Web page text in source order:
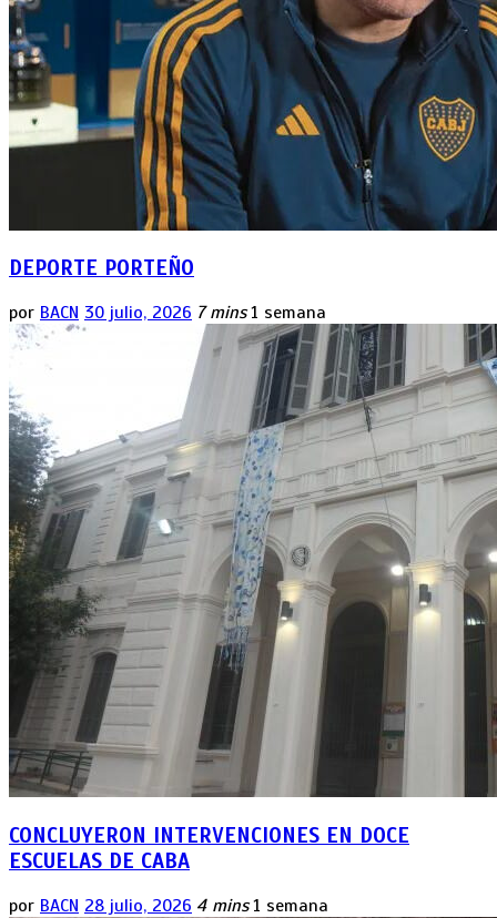
DEPORTE PORTEÑO
por BACN 30 julio, 2026 7 mins 1 semana
CONCLUYERON INTERVENCIONES EN DOCE
ESCUELAS DE CABA
por BACN 28 julio, 2026 4 mins 1 semana